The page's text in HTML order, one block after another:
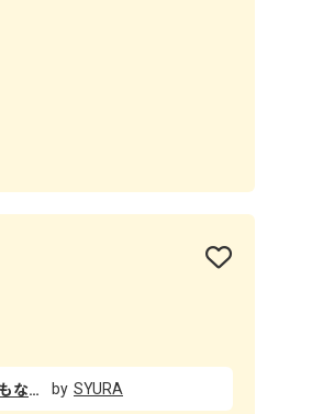
買い物終わりに寄ってカツカレーを注文しました。 辛さもなく丁度よくてカツの揚げ具合も良かったです！ ルーはコクがあり美味しかったです！ SYURA